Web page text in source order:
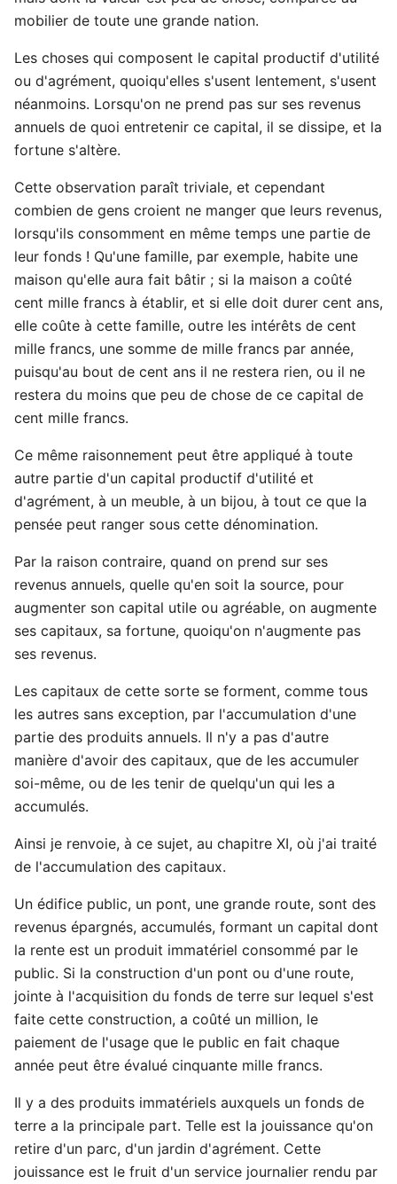
mobilier de toute une grande nation.
Les choses qui composent le capital productif d'utilité
ou d'agrément, quoiqu'elles s'usent lentement, s'usent
néanmoins. Lorsqu'on ne prend pas sur ses revenus
annuels de quoi entretenir ce capital, il se dissipe, et la
fortune s'altère.
Cette observation paraît triviale, et cependant
combien de gens croient ne manger que leurs revenus,
lorsqu'ils consomment en même temps une partie de
leur fonds ! Qu'une famille, par exemple, habite une
maison qu'elle aura fait bâtir ; si la maison a coûté
cent mille francs à établir, et si elle doit durer cent ans,
elle coûte à cette famille, outre les intérêts de cent
mille francs, une somme de mille francs par année,
puisqu'au bout de cent ans il ne restera rien, ou il ne
restera du moins que peu de chose de ce capital de
cent mille francs.
Ce même raisonnement peut être appliqué à toute
autre partie d'un capital productif d'utilité et
d'agrément, à un meuble, à un bijou, à tout ce que la
pensée peut ranger sous cette dénomination.
Par la raison contraire, quand on prend sur ses
revenus annuels, quelle qu'en soit la source, pour
augmenter son capital utile ou agréable, on augmente
ses capitaux, sa fortune, quoiqu'on n'augmente pas
ses revenus.
Les capitaux de cette sorte se forment, comme tous
les autres sans exception, par l'accumulation d'une
partie des produits annuels. Il n'y a pas d'autre
manière d'avoir des capitaux, que de les accumuler
soi-même, ou de les tenir de quelqu'un qui les a
accumulés.
Ainsi je renvoie, à ce sujet, au chapitre XI, où j'ai traité
de l'accumulation des capitaux.
Un édifice public, un pont, une grande route, sont des
revenus épargnés, accumulés, formant un capital dont
la rente est un produit immatériel consommé par le
public. Si la construction d'un pont ou d'une route,
jointe à l'acquisition du fonds de terre sur lequel s'est
faite cette construction, a coûté un million, le
paiement de l'usage que le public en fait chaque
année peut être évalué cinquante mille francs.
Il y a des produits immatériels auxquels un fonds de
terre a la principale part. Telle est la jouissance qu'on
retire d'un parc, d'un jardin d'agrément. Cette
jouissance est le fruit d'un service journalier rendu par